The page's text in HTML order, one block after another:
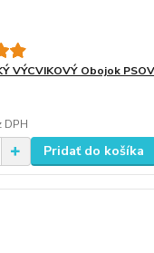
VÝCVIKOVÝ Obojok
DPH
Pridať do košíka